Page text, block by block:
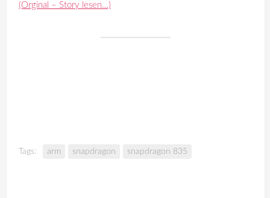
(Orginal – Story lesen…)
Tags: arm snapdragon snapdragon 835